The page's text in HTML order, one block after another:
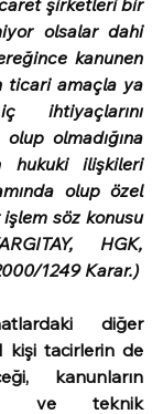
şirketleri bir
olsalar dahi
kanunen
ticari amaçla ya
olup olmadığına
hukuki ilişkileri
olup özel
söz konusu
HGK,
1249 Karar.)
diğer
kişi tacirlerin de
kanunların
ve teknik